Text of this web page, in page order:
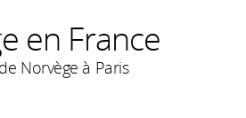
en France
Norvège à Paris